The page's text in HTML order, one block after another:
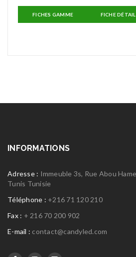
FICHES GAMME FICHE
INFORMATIONS
Adresse : Immeuble 3s, Rue Abou
Tunis Tunisie
Téléphone : +216 71 120 210
Fax : + 216 70 200 902
E-mail : contact@candyled.com